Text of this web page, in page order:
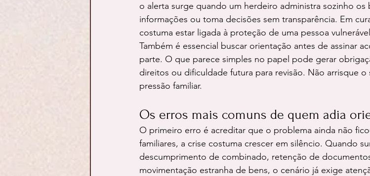
o alerta surge quando um herdeiro administra sozinho os
informações ou toma decisões sem transparência. Em
costuma estar ligada à proteção de uma pessoa
Também é essencial buscar orientação antes de assinar
parte. O que parece simples no papel pode gerar
direitos ou dificuldade futura para revisão. Não arrisque
pressão familiar.
Os erros mais comuns de quem adia
O primeiro erro é acreditar que o problema ainda não
familiares, a crise costuma crescer em silêncio. Quando
descumprimento de combinado, retenção de
movimentação estranha de bens, o cenário já exige